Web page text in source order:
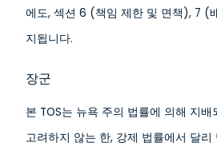
에도, 섹션 6 (책임 제한 및 면책), 7 (
지됩니다.
장군
본 TOS는 뉴욕 주의 법률에 의해 지
고려하지 않는 한, 강제 법률에서 달